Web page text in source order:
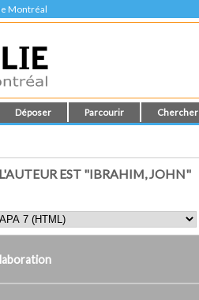
Montréal
Déposer Parcourir Chercher
EST "IBRAHIM, JOHN"